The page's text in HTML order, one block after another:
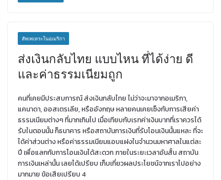
สัพเพเหระในอเมริกา
ส่งเงินกลับไทย แบบไหน ที่ได้ง่าย ดี
และค่าธรรมเนียมถูก
คนที่เคยมีประสบการณ์ ส่งเงินกลับไทย ไม่ว่าจะมาจากอเมริกา,
แคนาดา, ออสเตรเลีย, หรืออังกฤษ หลายคนเคยเซ็งกับการเสียค่า
ธรรมเนียมต่างๆ ที่มากเกินไป เมื่อเทียบกับเรทค่าเงินบาทที่เราควรได้
รับในตอนนั้น ก็ธนาคาร หรือสถาบันการเงินที่รับโอนเงินนั้นแหละ ที่จะ
ได้ค่าส่วนต่าง หรือค่าธรรมเนียมแอบแฝงในจำนวนมหาศาลในแต่ละ
ปี เพื่อแลกกับการโอนเงินได้สะดวก ภายในระยะเวลาอันสั้น สถาบัน
การเงินเหล่านั้น เลยได้เปรียบ เก็บเกี่ยวผลประโยชน์จากเราไปอย่าง
มากมาย ข้อเสียเปรียบ 4